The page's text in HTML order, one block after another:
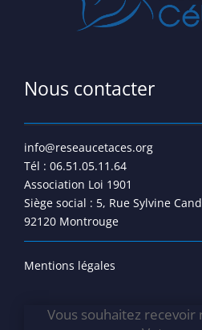
Nous contacter
info@reseaucetaces.org
Tél : 06.51.05.11.64
Association Loi 1901
Siège social : 5, Rue Sylvine
92120 Montrouge
Mentions légales
Vous souhaitez